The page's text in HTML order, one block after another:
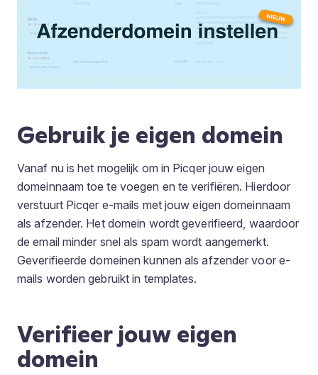
Gebruik je eigen domein
Vanaf nu is het mogelijk om in Picqer jouw eigen
domeinnaam toe te voegen en te verifiëren. Hierdoor
verstuurt Picqer e-mails met jouw eigen domeinnaam
als afzender. Het domein wordt geverifieerd, waardoor
de email minder snel als spam wordt aangemerkt.
Geverifieerde domeinen kunnen als afzender voor e-
mails worden gebruikt in templates.
Verifieer jouw eigen
domein